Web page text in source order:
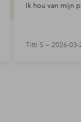
Ik hou van mijn
Titti S — 2026-03-